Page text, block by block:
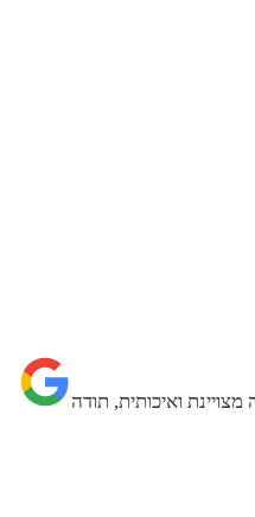
ואיכותית, תודה